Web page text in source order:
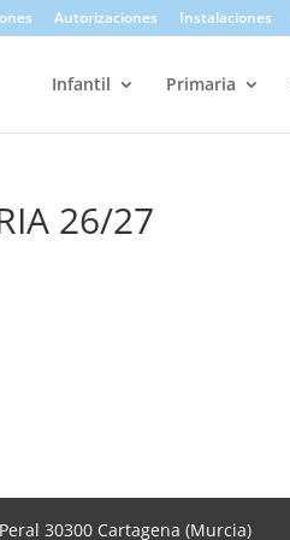
Autorizaciones Instalaciones
Infantil Primaria
26/27
30300 Cartagena (Murcia)